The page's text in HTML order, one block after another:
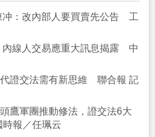
冲：改內部人要買賣先公告 工
內線人交易應重大訊息揭露 中
證交法需有新思維 聯合報 記
鷹軍團推動修法，證交法6大
時報／任珮云